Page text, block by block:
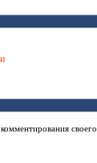
своего